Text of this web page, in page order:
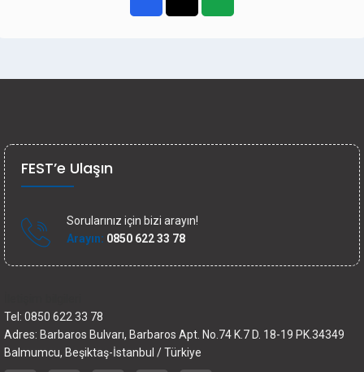
FEST’e Ulaşın
Sorularınız için bizi arayın!
Arayın: 0850 622 33 78
Tel: 0850 622 33 78
Adres: Barbaros Bulvarı, Barbaros Apt. No.74 K.7 D. 18-19 PK.34349
Balmumcu, Beşiktaş-İstanbul / Türkiye